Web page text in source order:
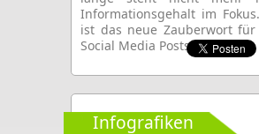
Informationsgehalt im
ist das neue Zauberwort
Social Media Posts.
Infografiken